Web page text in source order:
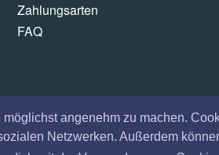
angenehm zu machen.
Netzwerken. Außerdem
Zahlungsarten
FAQ